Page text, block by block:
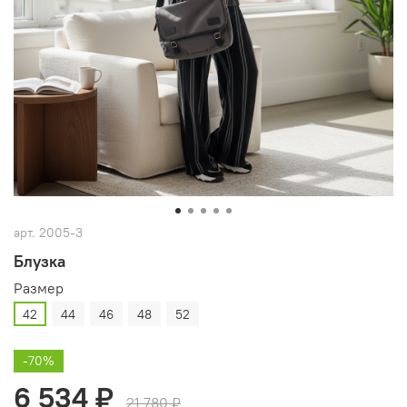
арт. 2005-3
Блузка
Размер
42 44 46 48 52
-70%
6 534 ₽
21 780 ₽